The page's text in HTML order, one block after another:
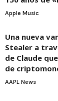
Apple Music
Una nueva
Stealer a
de Claude
de
AAPL News